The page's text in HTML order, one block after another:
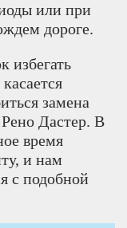
или при
дороге.
избегать
замена
Дастер. В
время
и нам
с подобной